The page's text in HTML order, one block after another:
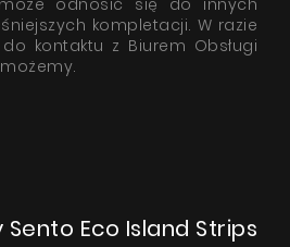
odnosić się do innych
kompletacji. W razie
kontaktu z Biurem Obsługi
Eco Island Strips